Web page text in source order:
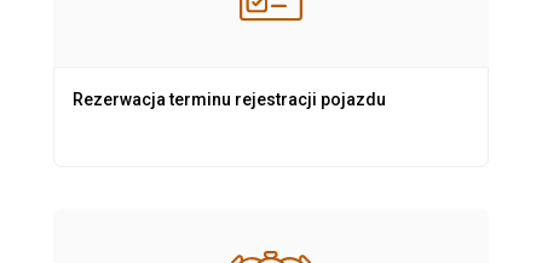
Rezerwacja terminu rejestracji pojazdu